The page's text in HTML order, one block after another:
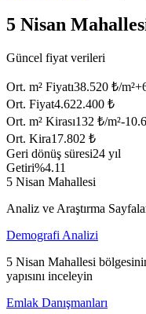
5 Nisan
Güncel fiyat verileri
Ort. m² Fiyatı38.520 ₺/m²+
Ort. Fiyat4.622.400 ₺
Ort. m² Kirası132 ₺/m²-10.6
Ort. Kira17.802 ₺
Geri dönüş süresi24 yıl
Getiri%4.11
5 Nisan Mahallesi
Analiz ve Araştırma
Demografi Analizi
5 Nisan Mahallesi
yapısını inceleyin
Emlak Danışmanları